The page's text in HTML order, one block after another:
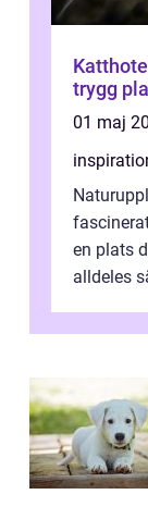
Katthotell i
trygg
01 maj
en plats
alldeles